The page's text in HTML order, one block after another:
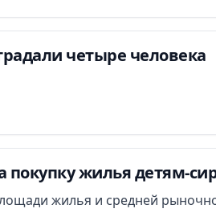
четыре человека
покупку жилья детям-
жилья и средней